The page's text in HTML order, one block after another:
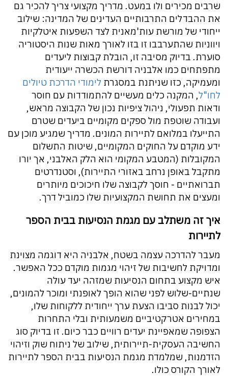
שרבים מכירים ולו במעט. מדריך מקצועי צריך להכיר גם
את ההבדלים התרבותיים העדינים של המדינה: שילוב
ייחודי של מורשת עות'מאנית לצד השפעות איטלקיות
ויווניות שהתערבבו זו בזו לאורך מאות שנות היסטוריה
סוערת. בדיוק מסיבה זו, הובלת קבוצות ליעדים
מתפתחים כמו אלבניה דורשת הכשרה ייעודית
ומעמיקה, כזו שניתנת במסגרת לימודי הדרכת טיולים
לחו"ל, המקנה כלים מעשיים להתמודדות עם חוסר
ודאות תפעולי, ניהול ציפיות נכון של הקבוצה מראש,
ועבודה שוטפת מול ספקים מקומיים ביעדים שטרם
התייעלו במלואם לתיירות המונים. מדריך שמגיע מוכן עם
ידע מוקדם על החוקים המקומיים, שיטות התשלום
המקובלות (המטבע המקומי הוא הלק האלבני, אך יורו
מתקבל באופן נרחב באזורי התיירות), וסטנדרטים
תברואתיים - חוסך לקבוצה שלו חיכוכים מיותרים
ומעצים את תחושת המקצועיות שלו כמוביל דרך.
איך זה משתלב עם מגמת הנסיעות בבית הספר
לתיירות
מעבר להדרכה עצמה בשטח, אלבניה היא דוגמה מצוינת
ומדויקת לחשיבות של זיהוי מגמות מוקדם ככל האפשר.
איש מקצוע בתחום הנסיעות שמזהה יעד עולה
שנתיים-שלוש לפני שהוא הופך לאופנתי ומוכר להמונים,
יכול לבנות סביבו הצעת ערך ייחודית ללקוחות שלו,
במחירים אטרקטיביים משמעותית ובלי התחרות
הצפופה שמאפיינת יעדים רוויים כבר כיום. זו בדיוק סוג
החשיבה העסקית-תיירותית, שילוב של ניתוח שוק וזיהוי
הזדמנות, שמלמדת מגמת הנסיעות בבית הספר לתיירות
לאורך הקורס כולו.